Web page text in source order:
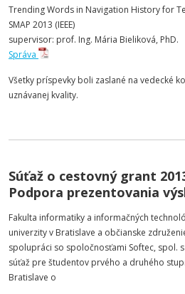
Trending Words in Navigation History for
SMAP 2013 (IEEE)
supervisor: prof. Ing. Mária Bieliková, PhD.
Správa
Všetky príspevky boli zaslané na vedecké
uznávanej kvality.
Súťaž o cestovný grant
Podpora prezentovania
Fakulta informatiky a informačných
univerzity v Bratislave a občianske združenie
spolupráci so spoločnosťami Softec, spol.
súťaž pre študentov prvého a druhého
Bratislave o